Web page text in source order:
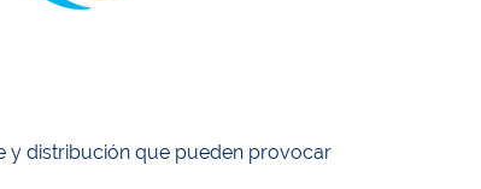
y distribución que pueden provocar